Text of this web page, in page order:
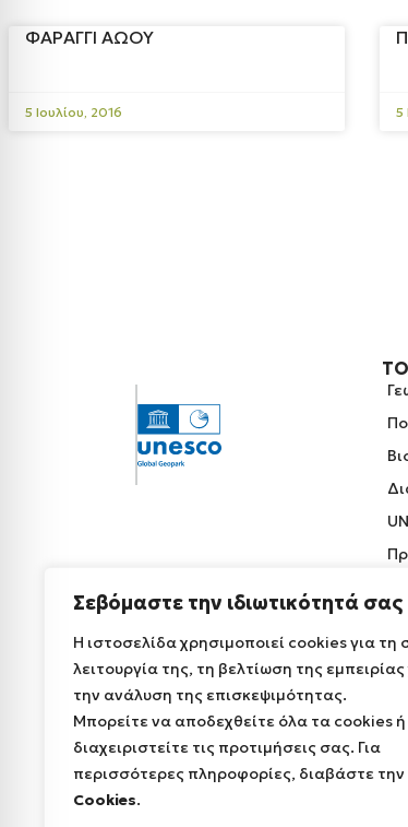
Σεβόμαστε την ιδιωτικότητά σας
Η ιστοσελίδα χρησιμοποιεί cookies για τη
λειτουργία της, τη βελτίωση της
την ανάλυση της επισκεψιμότητας.
Μπορείτε να αποδεχθείτε όλα τα cookies
διαχειριστείτε τις προτιμήσεις σας. Για
περισσότερες πληροφορίες, διαβάστε την
Cookies.
ΦΑΡΑΓΓΙ ΑΩΟΥ
5 Ιουλίου, 2016 5